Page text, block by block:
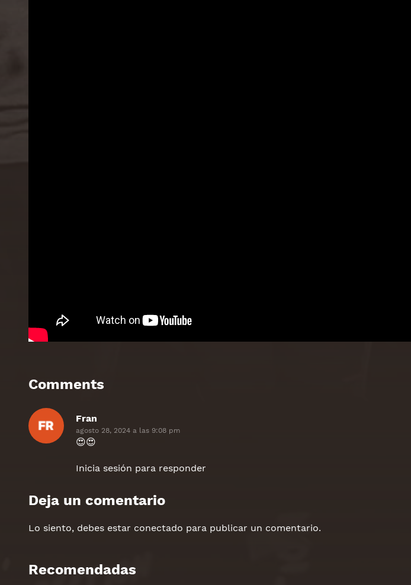
Comments
Fran
agosto 28, 2024 a las 9:08 pm
😍😍
Inicia sesión para responder
Deja un comentario
Lo siento, debes estar conectado para publicar un comentario.
Recomendadas